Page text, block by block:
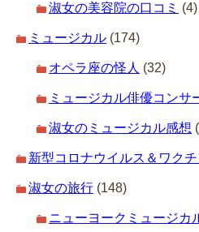
淑女の美容院の口コミ (4)
ミュージカル (174)
オペラ座の怪人 (32)
ミュージカル俳優コンサ
淑女のミュージカル感想
新型コロナウイルス＆ワクチ
淑女の旅行 (148)
ニューヨークミュージカ